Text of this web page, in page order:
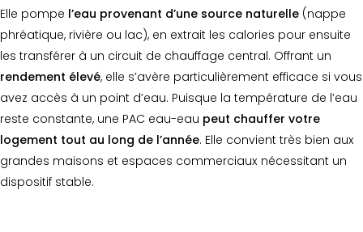
Elle pompe l’eau provenant d’une source naturelle (nappe
phréatique, rivière ou lac), en extrait les calories pour ensuite
les transférer à un circuit de chauffage central. Offrant un
rendement élevé, elle s’avère particulièrement efficace si vous
avez accès à un point d’eau. Puisque la température de l’eau
reste constante, une PAC eau-eau peut chauffer votre
logement tout au long de l’année. Elle convient très bien aux
grandes maisons et espaces commerciaux nécessitant un
dispositif stable.